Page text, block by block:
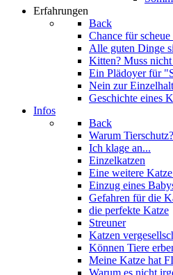
Erfahrungen
Back
Chance für
Alle guten Dinge
Kitten? Muss nicht
Ein Plädoyer für
Nein zur
Geschichte eines
Infos
Back
Warum Tierschutz?
Ich klage an...
Einzelkatzen
Eine weitere
Einzug eines
Gefahren für die
die perfekte Katze
Streuner
Katzen
Können Tiere
Meine Katze hat
Warum es nicht